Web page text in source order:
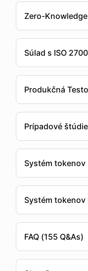
Zero-
Súlad s ISO
Produkčná
Prípadové
Systém tokenov
Systém tokenov
FAQ (155 Q&As)